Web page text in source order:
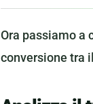
Ora passiamo a
conversione tra